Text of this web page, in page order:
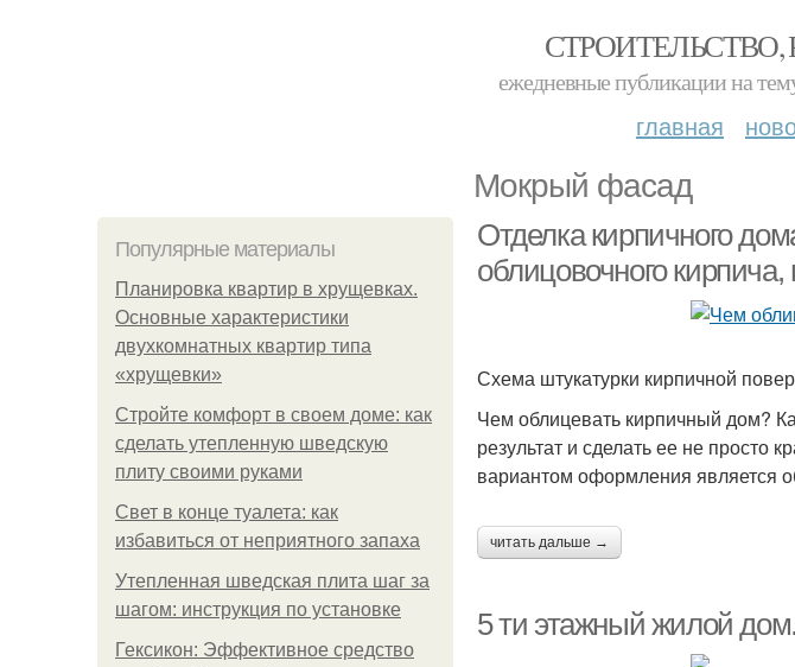
ежедневные публикации на
главная
Мокрый фасад
Популярные материалы
Планировка квартир в хрущевках.
Основные характеристики
двухкомнатных квартир типа
«хрущевки»
Стройте комфорт в своем доме: как
сделать утепленную шведскую
плиту своими руками
Свет в конце туалета: как
избавиться от неприятного запаха
Утепленная шведская плита шаг за
шагом: инструкция по установке
Гексикон: Эффективное средство
Отделка кирпичного
облицовочного
Схема штукатурки кирпичной
Чем облицевать кирпичный дом?
результат и сделать ее не просто
вариантом оформления является
читать дальше →
5 ти этажный жилой